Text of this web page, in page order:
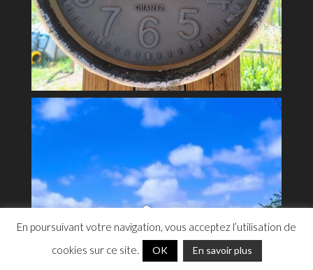
En poursuivant votre navigation, vous acceptez l’utilisation de
cookies sur ce site.
OK En savoir plus